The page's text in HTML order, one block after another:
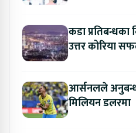
कडा
उत्तर कोरिया
आर्सनलले
मिलियन डलरमा